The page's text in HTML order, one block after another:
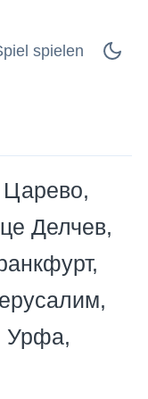
spielen
Царево
Делчев
Урфа